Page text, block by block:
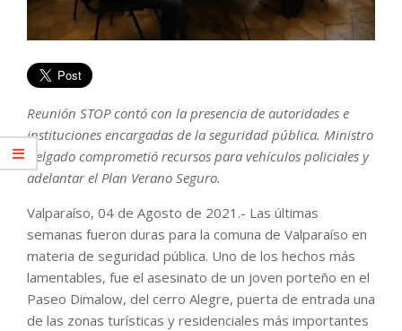
Reunión STOP contó con la presencia de autoridades e
instituciones encargadas de la seguridad pública. Ministro
Delgado comprometió recursos para vehículos policiales y
adelantar el Plan Verano Seguro.
Valparaíso, 04 de Agosto de 2021.- Las últimas
semanas fueron duras para la comuna de Valparaíso en
materia de seguridad pública. Uno de los hechos más
lamentables, fue el asesinato de un joven porteño en el
Paseo Dimalow, del cerro Alegre, puerta de entrada una
de las zonas turísticas y residenciales más importantes